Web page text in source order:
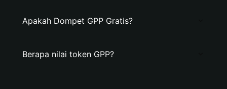
Apakah Dompet GPP Gratis?
Berapa nilai token GPP?